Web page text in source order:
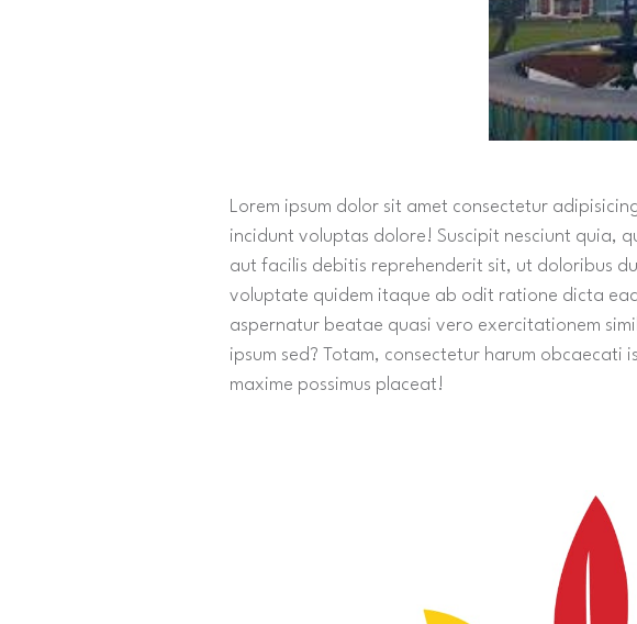
Lorem ipsum dolor sit amet consectetur
incidunt voluptas dolore! Suscipit nesciunt quia,
aut facilis debitis reprehenderit sit, ut doloribus
voluptate quidem itaque ab odit ratione dicta
aspernatur beatae quasi vero exercitationem
ipsum sed? Totam, consectetur harum
maxime possimus placeat!